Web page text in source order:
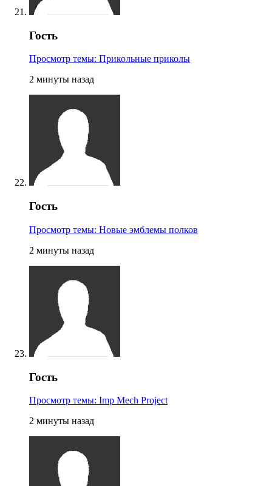
Гость
Просмотр темы: Прикольные приколы
2 минуты назад
Гость
Просмотр темы: Новые эмблемы полков
2 минуты назад
Гость
Просмотр темы: Imp Mech Project
2 минуты назад